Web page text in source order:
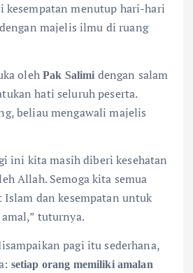
kesempatan menutup hari-hari
majelis ilmu di ruang
olehPak Salimi dengan salam
hati seluruh peserta.
beliau mengawali majelis
ini kita masih diberi kesehatan
Allah. Semoga kita semua
dan kesempatan untuk
tuturnya.
pagi itu sederhana,
setiap orang memiliki amalan